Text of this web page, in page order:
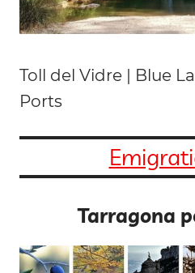
Toll del Vidre | Blue
Ports
Tarragona